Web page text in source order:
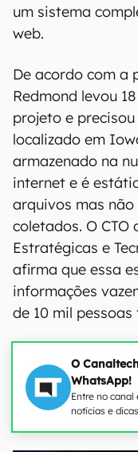
um sistema
web.
De acordo com a
Redmond levou
projeto e
localizado em
armazenado na
internet e é
arquivos mas
coletados. O
Estratégicas e
afirma que essa
informações
de 10 mil
O
WhatsApp!
Entre no
notícias e